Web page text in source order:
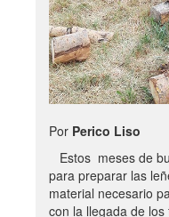
Por Perico Liso
Estos meses de
para preparar las
material necesario
con la llegada de